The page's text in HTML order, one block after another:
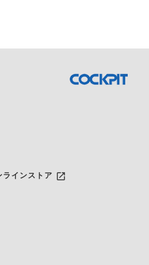
ラインストア launch